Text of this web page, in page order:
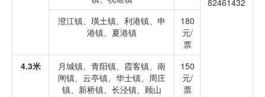
82461432
澄江镇、璜土镇、利港镇、申
港镇、夏港镇
180
元/
票
4.3米
月城镇、青阳镇、霞客镇、南
闸镇、云亭镇、华士镇、周庄
镇、新桥镇、长泾镇、顾山
150
元/
票